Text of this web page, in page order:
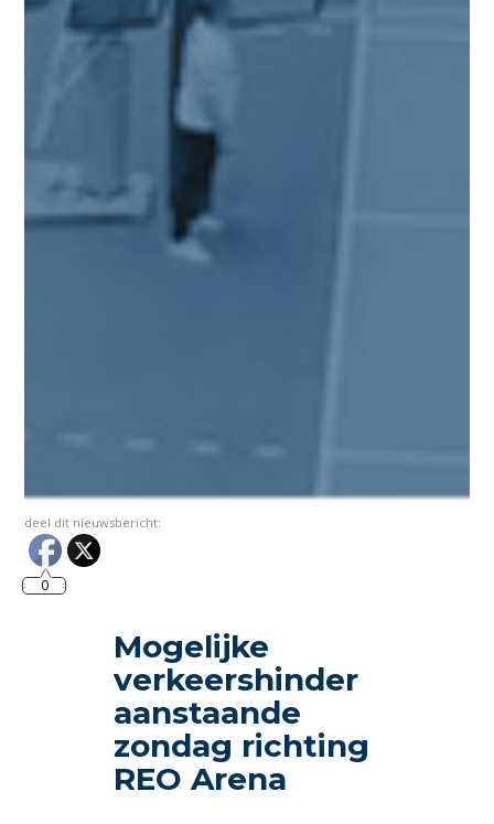
deel dit nieuwsbericht:
0
Mogelijke
verkeershinder
aanstaande
zondag richting
REO Arena